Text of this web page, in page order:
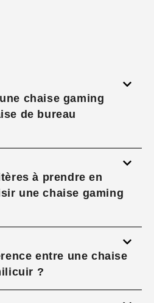
chaise gaming
de bureau
à prendre en
une chaise gaming
entre une chaise
?